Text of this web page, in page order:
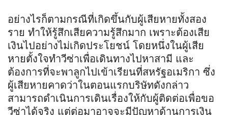
อย่างไรก็ตามกรณีที่เกิดขึ้นกับผู้เสียหายทั้งสอง
ราย ทำให้รู้สึกเสียความรู้สึกมาก เพราะต้องเสีย
เงินไปอย่างไม่เกิดประโยชน์ โดยหนึ่งในผู้เสีย
หายตั้งใจทำวีซ่าเพื่อเดินทางไปหาสามี และ
ต้องการที่จะพาลูกไปเข้าเรียนที่สหรัฐอเมริกา ซึ่ง
ผู้เสียหายคาดว่าในตอนแรกบริษัทดังกล่าว
สามารถดำเนินการเดินเรื่องให้กับผู้ติดต่อเพื่อขอ
วีซ่าได้จริง แต่ต่อมาอาจจะมีปัญหาด้านการเงิน